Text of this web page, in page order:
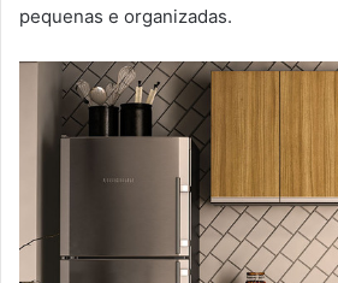
pequenas e organizadas.